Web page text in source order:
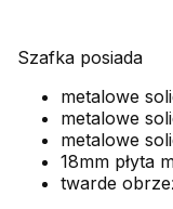
Szafka posiada
metalowe
metalowe
metalowe
18mm płyta
twarde